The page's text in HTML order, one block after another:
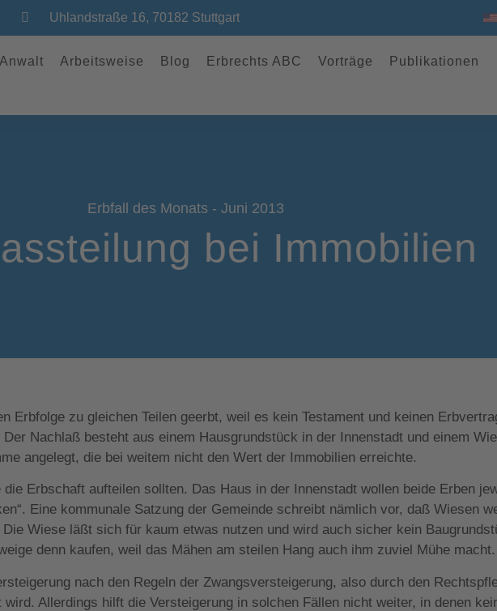
Uhlandstraße 16, 70182 Stuttgart
Anwalt Arbeitsweise Blog Erbrechts ABC Vorträge
Publikationen
Erbfall des Monats - Juni 2013
bei Immobilien
Erbfolge zu gleichen Teilen geerbt, weil es kein Testament und keinen
Nachlaß besteht aus einem Hausgrundstück in der Innenstadt und einem
angelegt, die bei weitem nicht den Wert der Immobilien erreichte.
Erbschaft aufteilen sollten. Das Haus in der Innenstadt wollen beide Erben
Eine kommunale Satzung der Gemeinde schreibt nämlich vor, daß Wiesen
Wiese läßt sich für kaum etwas nutzen und wird auch sicher kein
denn kaufen, weil das Mähen am steilen Hang auch ihm zuviel Mühe macht.
nach den Regeln der Zwangsversteigerung, also durch den
Allerdings hilft die Versteigerung in solchen Fällen nicht weiter, in denen